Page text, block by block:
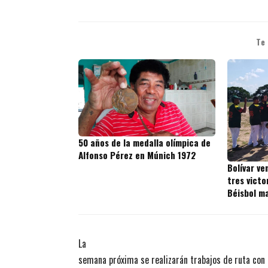
50 años de la medalla olímpica de
Alfonso Pérez en Múnich 1972
Bolívar
tres
Béisbol
La
semana próxima se realizarán trabajos de ruta